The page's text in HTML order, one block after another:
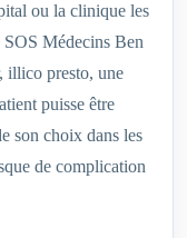
ou la clinique les
Médecins Ben
illico presto, une
puisse être
son choix dans les
de complication